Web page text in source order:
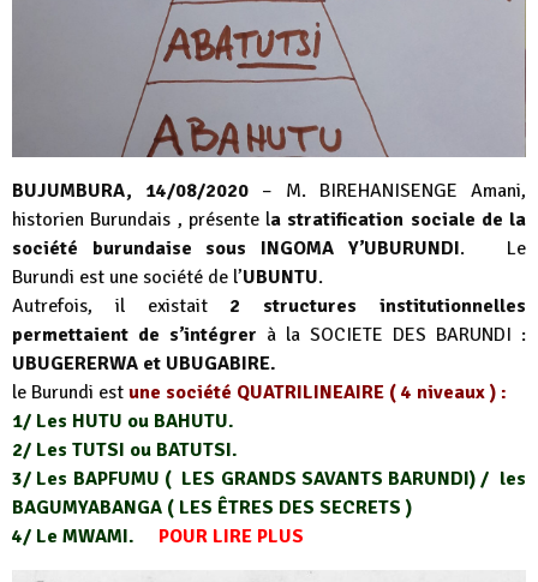
BUJUMBURA, 14/08/2020 – M. BIREHANISENGE Amani,
historien Burundais , présente la stratification sociale de la
société burundaise sous INGOMA Y’UBURUNDI. Le
Burundi est une société de l’UBUNTU.
Autrefois, il existait 2 structures institutionnelles
permettaient de s’intégrer à la SOCIETE DES BARUNDI :
UBUGERERWA et UBUGABIRE.
le Burundi est une société QUATRILINEAIRE ( 4 niveaux ) :
1/ Les HUTU ou BAHUTU.
2/ Les TUTSI ou BATUTSI.
3/ Les BAPFUMU ( LES GRANDS SAVANTS BARUNDI) / les
BAGUMYABANGA ( LES ÊTRES DES SECRETS )
4/ Le MWAMI.
POUR LIRE PLUS